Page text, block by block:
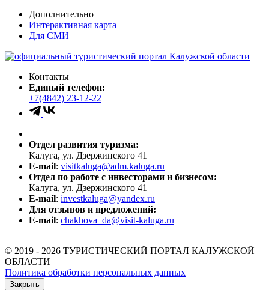
Дополнительно
Интерактивная карта
Для СМИ
Контакты
Единый телефон:
+7(4842) 23-12-22
Отдел развития туризма:
Калуга, ул. Дзержинского 41
E-mail: visitkaluga@adm.kaluga.ru
Отдел по работе с инвесторами и бизнесом:
Калуга, ул. Дзержинского 41
E-mail: investkaluga@yandex.ru
Для отзывов и предложений:
E-mail: chakhova_da@visit-kaluga.ru
© 2019 - 2026 ТУРИСТИЧЕСКИЙ ПОРТАЛ КАЛУЖСКОЙ
ОБЛАСТИ
Политика обработки персональных данных
Закрыть